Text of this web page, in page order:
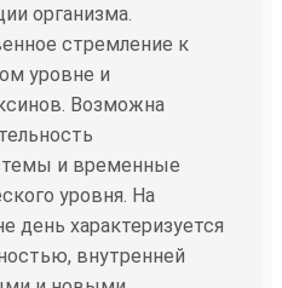
организма.
стремление к
уровне и
Возможна
и временные
уровня. На
день характеризуется
внутренней